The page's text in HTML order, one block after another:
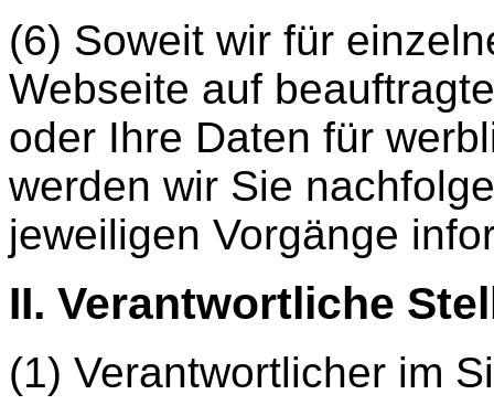
(6) Soweit wir für
Webseite auf
oder Ihre Daten für
werden wir Sie
jeweiligen Vorgänge
II. Verantwortliche
(1) Verantwortlicher im